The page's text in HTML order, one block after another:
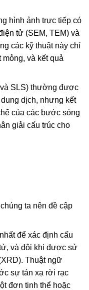
hình ảnh trực tiếp có
tử (SEM, TEM) và
các kỹ thuật này chỉ
và kết quả
SLS) thường được
dịch, nhưng kết
của các bước sóng
giải cấu trúc cho
ta nên đề cập
để xác định cấu
và đôi khi được sử
Thuật ngữ
sự tán xạ rời rạc
đơn tinh thể hoặc